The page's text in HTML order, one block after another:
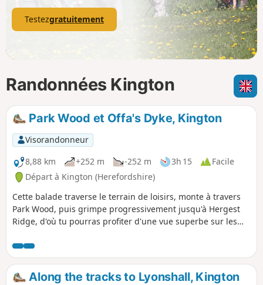
Testezgratuitement
Randonnées Kington
Park Wood et Offa's Dyke, Kington
Visorandonneur
8,88 km
+252 m -252 m 3h 15
Facile
Départ à Kington (Herefordshire)
Cette balade traverse le terrain de loisirs, monte à travers
Park Wood, puis grimpe progressivement jusqu'à Hergest
Ridge, d'où tu pourras profiter d'une vue superbe sur les
autour de l'ancien hippodrome offre une vue exceptionnelle
à 360 degrés.
Along the tracks to Lyonshall, Kington